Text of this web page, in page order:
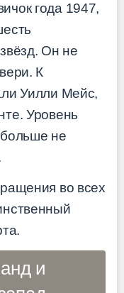
года 1947,
Он не
К
Уилли Мейс,
Уровень
не
во всех
и